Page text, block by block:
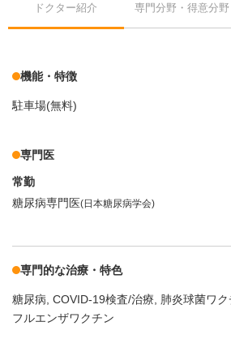
ドクター紹介 専門分野・得意分野
機能・特徴
駐車場(無料)
専門医
常勤
糖尿病専門医(日本糖尿病学会)
専門的な治療・特色
糖尿病 COVID-19検査/治療 肺炎球菌ワ
フルエンザワクチン